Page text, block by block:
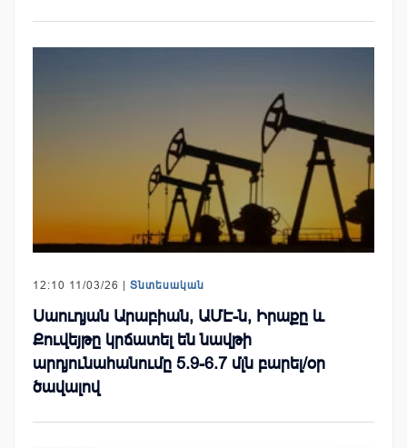
12:10 11/03/26 | Տնտեսական
Սաուդյան Արաբիան, ԱՄԷ-ն, Իրաքը և
Քուվեյթը կրճատել են նավթի
արդյունահանումը 5.9-6.7 մլն բարել/օր
ծավալով